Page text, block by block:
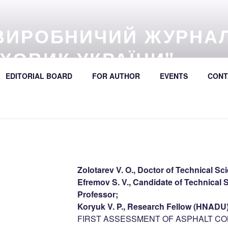
УКРАЇНИ"
(online) / Avtošljachovyk Ukraïny / A Scientific and
EDITORIAL BOARD FOR AUTHOR EVENTS
Zolotarev V. O., Doctor of Technical
Efremov S. V., Candidate of Technical
Professor;
Koryuk V. P., Research Fellow
FIRST ASSESSMENT OF ASPHALT